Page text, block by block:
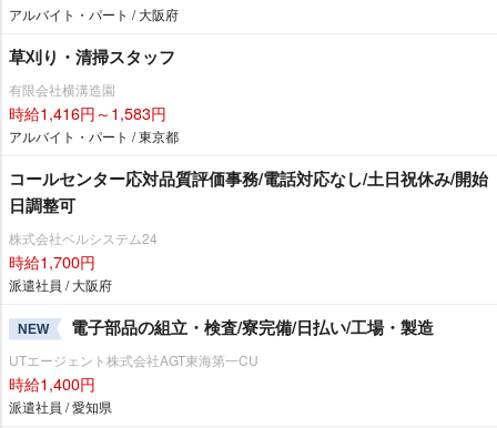
アルバイト・パート / 大阪府
草刈り・清掃スタッフ
有限会社横溝造園
時給1,416円～1,583円
アルバイト・パート / 東京都
コールセンター応対品質評価事務/電話対応なし/土日祝休み/開始
日調整可
株式会社ベルシステム24
時給1,700円
派遣社員 / 大阪府
NEW 電子部品の組立・検査/寮完備/日払い/工場・製造
UTエージェント株式会社AGT東海第一CU
時給1,400円
派遣社員 / 愛知県